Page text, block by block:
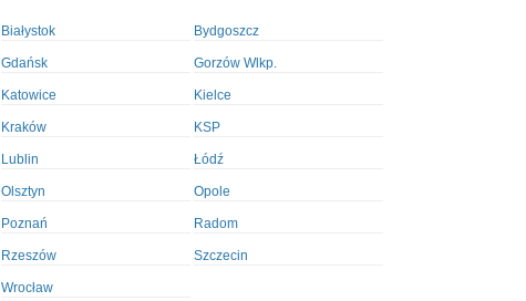
Białystok Bydgoszcz
Gdańsk Gorzów Wlkp.
Katowice Kielce
Kraków KSP
Lublin Łódź
Olsztyn Opole
Poznań Radom
Rzeszów Szczecin
Wrocław